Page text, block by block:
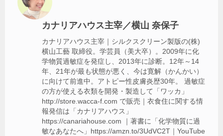
シ
カナリアハウス主宰／横山 奈保子
カナリアハウス主宰｜シルクスクリーン製版の(株)
横山工藝 取締役。学芸員（美大卒）。2009年に化
学物質過敏症を発症し、2013年に診断。12年～14
年、21年が最も状態が悪く、今は寛解（かんかい）
に向けて前進中。アトピー性皮膚炎歴30年。 過敏症
の方が使える衣類を開発・製造して「ワッカ」
http://store.wacca-f.com で販売｜衣食住に関する情
報発信は「カナリアハウス」
https://canariahouse.com ｜著書に「化学物質に過
敏なあなたへ」https://amzn.to/3UdVC2T｜YouTube